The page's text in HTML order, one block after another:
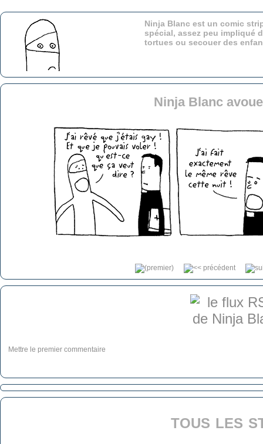
Ninja Blanc est un comic
spécial, assez peu impliqué
tortues ou secouer des
Ninja Blanc
Mettre le premier commentaire
tous les